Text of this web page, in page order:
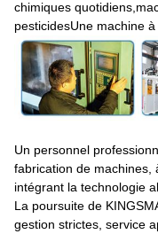
chimiques
pesticidesUne machine
Un personnel
fabrication de machines,
intégrant la technologie
La poursuite de
gestion strictes, service